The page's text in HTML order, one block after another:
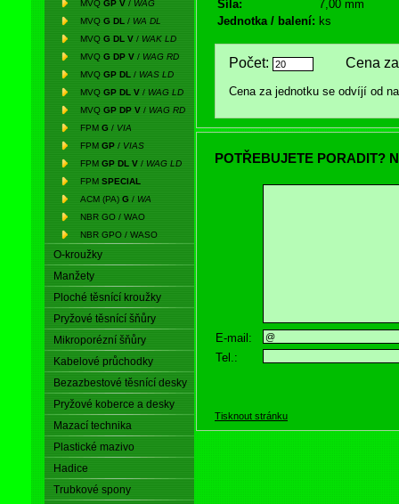
MVQ GP V / WAG
MVQ G DL / WA DL
MVQ G DL V / WAK LD
MVQ G DP V / WAG RD
MVQ GP DL / WAS LD
MVQ GP DL V / WAG LD
MVQ GP DP V / WAG RD
FPM G / VIA
FPM GP / VIAS
FPM GP DL V / WAG LD
FPM SPECIAL
ACM (PA) G / WA
NBR GO / WAO
NBR GPO / WASO
O-kroužky
Manžety
Ploché těsnící kroužky
Pryžové těsnící šňůry
Mikroporézní šňůry
Kabelové průchodky
Bezazbestové těsnící desky
Pryžové koberce a desky
Mazací technika
Plastické mazivo
Hadice
Trubkové spony
Síla:
7,00 mm
Jednotka / balení: ks
Počet: Cena za
Cena za jednotku se odvíjí od
POTŘEBUJETE PORADIT?
E-mail:
Tel.:
Tisknout stránku